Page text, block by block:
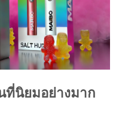
ที่นิยมอย่างมาก